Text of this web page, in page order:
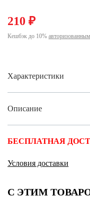
Челябинская область (2)
Ямало-Ненецкий автономный
210 ₽
Кешбэк до 10% авторизованным
Характеристики
Описание
БЕСПЛАТНАЯ
Условия доставки
С ЭТИМ